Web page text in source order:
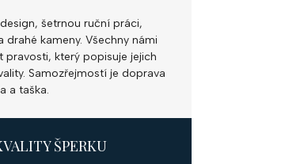
šetrnou ruční práci,
kameny. Všechny námi
pravosti, který popisuje jejich
Samozřejmostí je doprava
a taška.
ŠPERKU